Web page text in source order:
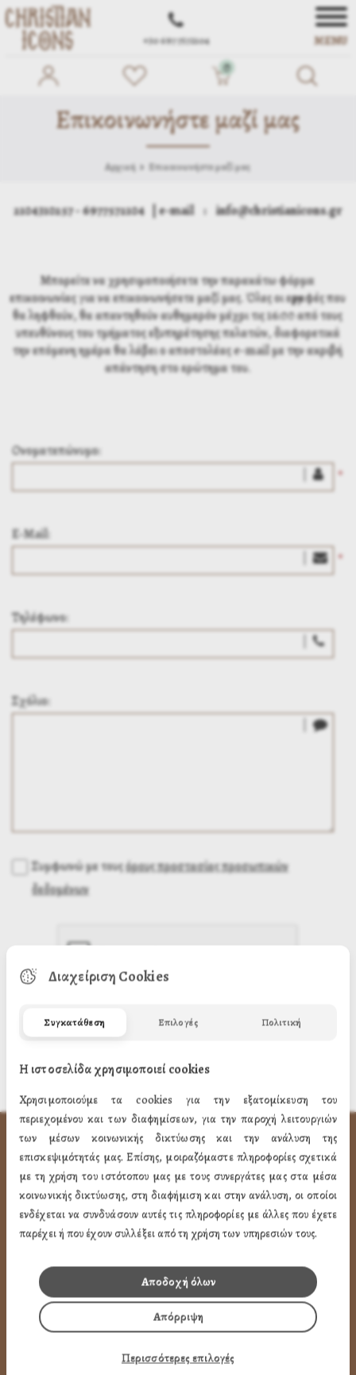
+30 697 7572104 MENU
0
Επικοινωνήστε μαζί μας
Αρχική Επικοινωνήστε μαζί μας
2104310257 - 6977572104 | e-mail : info@christianicons.gr
Μπορείτε να χρησιμοποιήσετε την παρακάτω φόρμα
επικοινωνίας για να επικοινωνήσετε μαζί μας. Όλες οι εγγραφές που
θα ληφθούν, θα απαντηθούν αυθημερόν μέχρι τις 16:00 από τους
υπευθύνους του τμήματος εξυπηρέτησης πελατών, διαφορετικά
την επόμενη ημέρα θα λάβει ο αποστολέας e-mail με την ακριβή
απάντηση στο ερώτημα του.
Ονοματεπώνυμο:
*
E-Mail:
*
Τηλέφωνο:
Σχόλιο:
Συμφωνώ με τουςόρους προστασίας προσωπικών
δεδομένων
ΧΡΗΣΙΜA LINK
Προφίλ
Ποιότητα
ΌΡΟΙ ΧΡΉΣΗΣ
Πως Μπορώ να παραγγείλω
Πως Μπορώ να Πληρώσω
Διαχείριση Cookies
Συγκατάθεση Επιλογές Πολιτική
Η ιστοσελίδα χρησιμοποιεί cookies
Χρησιμοποιούμε τα cookies για την εξατομίκευση του
περιεχομένου και των διαφημίσεων, για την παροχή λειτουργιών
των μέσων κοινωνικής δικτύωσης και την ανάλυση της
επισκεψιμότητάς μας. Επίσης, μοιραζόμαστε πληροφορίες σχετικά
με τη χρήση του ιστότοπου μας με τους συνεργάτες μας στα μέσα
κοινωνικής δικτύωσης, στη διαφήμιση και στην ανάλυση, οι οποίοι
ενδέχεται να συνδυάσουν αυτές τις πληροφορίες με άλλες που έχετε
παρέχει ή που έχουν συλλέξει από τη χρήση των υπηρεσιών τους.
Απόρριψη
Αποδοχή όλων
Περισσότερες επιλογές